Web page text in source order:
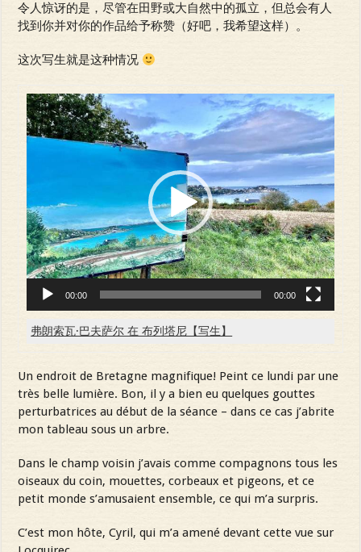
令人惊讶的是，尽管在田野或大自然中的孤立，但总会有人
找到你并对你的作品给予称赞（好吧，我希望这样）。
这次写生就是这种情况
Video
Player
00:00 00:00
弗朗索瓦·巴夫萨尔 在 布列塔尼【写生】
Un endroit de Bretagne magnifique! Peint ce lundi par une
très belle lumière. Bon, il y a bien eu quelques gouttes
perturbatrices au début de la séance – dans ce cas j’abrite
mon tableau sous un arbre.
Dans le champ voisin j’avais comme compagnons tous les
oiseaux du coin, mouettes, corbeaux et pigeons, et ce
petit monde s’amusaient ensemble, ce qui m’a surpris.
C’est mon hôte, Cyril, qui m’a amené devant cette vue sur